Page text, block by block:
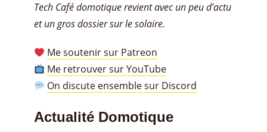
Tech Café domotique revient avec un peu d’actu
et un gros dossier sur le solaire.
Me soutenir sur Patreon
Me retrouver sur YouTube
On discute ensemble sur Discord
Actualité Domotique